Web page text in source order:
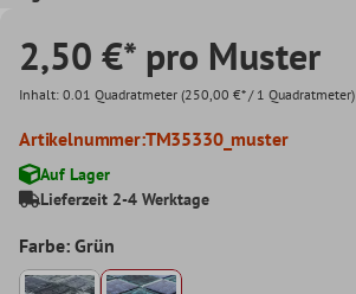
2,50 €* pro Muster
Inhalt: 0.01 Quadratmeter (250,00 €* / 1 Quadratmeter)
Artikelnummer:TM35330_muster
Auf Lager
Lieferzeit 2-4 Werktage
Farbe: Grün